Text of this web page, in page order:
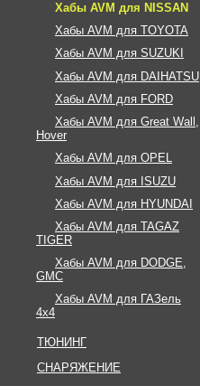
Хабы AVM для NISSAN
Хабы AVM для TOYOTA
Хабы AVM для SUZUKI
Хабы AVM для DAIHATSU
Хабы AVM для FORD
Хабы AVM для Great Wall,
Hover
Хабы AVM для OPEL
Хабы AVM для ISUZU
Хабы AVM для HYUNDAI
Хабы AVM для TAGAZ
TIGER
Хабы AVM для DODGE,
GMC
Хабы AVM для ГАЗель
4х4
ТЮНИНГ
СНАРЯЖЕНИЕ